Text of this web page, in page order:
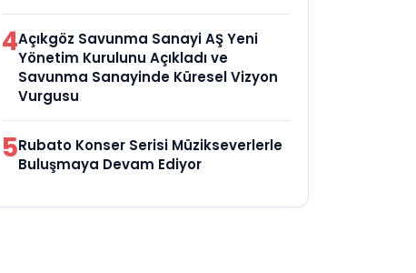
4Açıkgöz Savunma Sanayi AŞ Yeni
Yönetim Kurulunu Açıkladı ve
Savunma Sanayinde Küresel Vizyon
Vurgusu
5Rubato Konser Serisi Müzikseverlerle
Buluşmaya Devam Ediyor